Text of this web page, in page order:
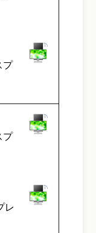
プ
プ
レ